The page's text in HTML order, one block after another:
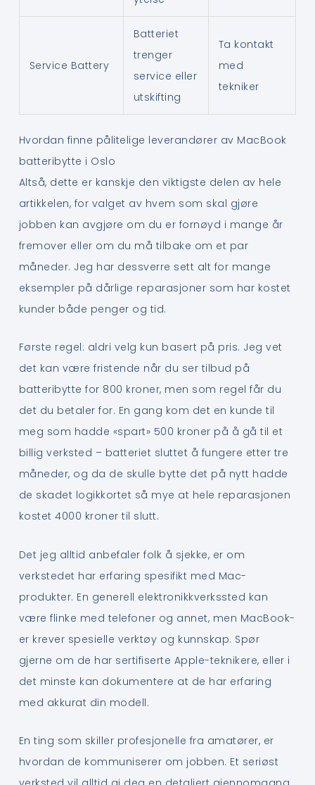
Service Battery
Batteriet
trenger
service eller
utskifting
Ta kontakt
med
tekniker
Hvordan finne pålitelige leverandører av MacBook
batteribytte i Oslo
Altså, dette er kanskje den viktigste delen av hele
artikkelen, for valget av hvem som skal gjøre
jobben kan avgjøre om du er fornøyd i mange år
fremover eller om du må tilbake om et par
måneder. Jeg har dessverre sett alt for mange
eksempler på dårlige reparasjoner som har kostet
kunder både penger og tid.
Første regel: aldri velg kun basert på pris. Jeg vet
det kan være fristende når du ser tilbud på
batteribytte for 800 kroner, men som regel får du
det du betaler for. En gang kom det en kunde til
meg som hadde «spart» 500 kroner på å gå til et
billig verksted – batteriet sluttet å fungere etter tre
måneder, og da de skulle bytte det på nytt hadde
de skadet logikkortet så mye at hele reparasjonen
kostet 4000 kroner til slutt.
Det jeg alltid anbefaler folk å sjekke, er om
verkstedet har erfaring spesifikt med Mac-
produkter. En generell elektronikkverkssted kan
være flinke med telefoner og annet, men MacBook-
er krever spesielle verktøy og kunnskap. Spør
gjerne om de har sertifiserte Apple-teknikere, eller i
det minste kan dokumentere at de har erfaring
med akkurat din modell.
En ting som skiller profesjonelle fra amatører, er
hvordan de kommuniserer om jobben. Et seriøst